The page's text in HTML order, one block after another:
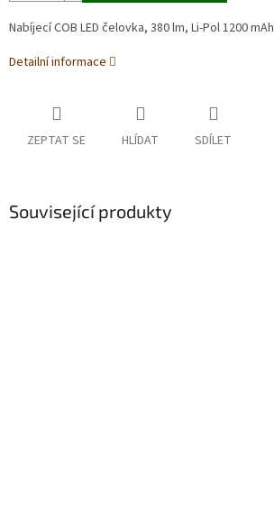
Nabíjecí COB LED čelovka, 380 lm, Li-Pol 1200 mAh
Detailní informace
ZEPTAT SE HLÍDAT SDÍLET
Související produkty